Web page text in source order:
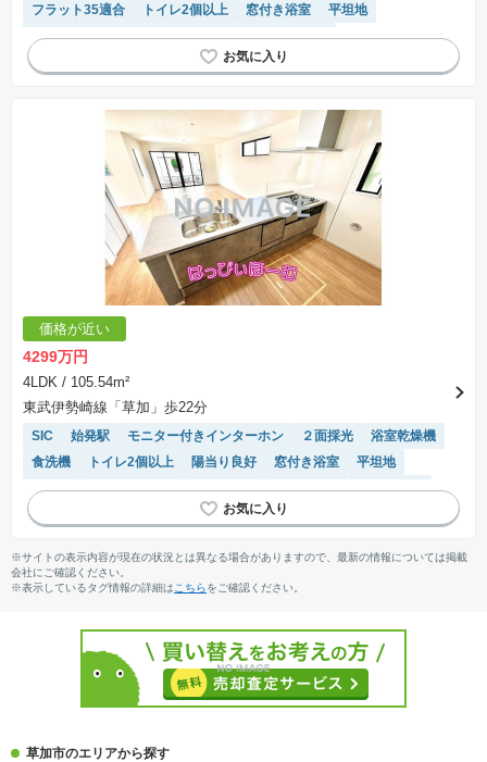
フラット35適合
トイレ2個以上 窓付き浴室
平坦地
システムキッチン
対面キッチン 温水洗浄便座
価格が近い
4299万円
4LDK / 105.54m²
東武伊勢崎線「草加」歩22分
SIC 始発駅 モニター付きインターホン ２面採光
浴室乾燥機
食洗機
トイレ2個以上 陽当り良好 窓付き浴室
平坦地
システムキッチン
閑静な住宅地 対面キッチン 温水洗浄便座
※サイトの表示内容が現在の状況とは異なる場合がありますので、最新の情報については掲載
会社にご確認ください。
※表示しているタグ情報の詳細は こちらをご確認ください。
草加市のエリアから探す